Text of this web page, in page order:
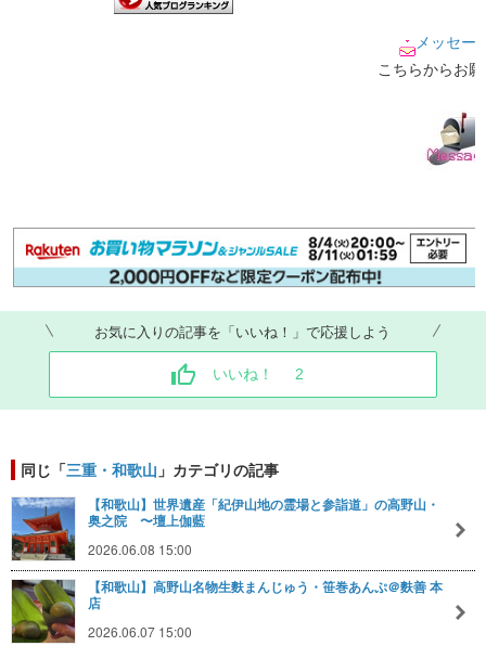
メッセー
こちらからお
お気に入りの記事を「いいね！」で応援しよう
いいね！ 2
同じ「三重・和歌山 」カテゴリの記事
【和歌山】世界遺産「紀伊山地の霊場と参詣道」の高野山・
奥之院 〜壇上伽藍
2026.06.08 15:00
【和歌山】高野山名物生麩まんじゅう・笹巻あんぷ＠麩善 本
店
2026.06.07 15:00